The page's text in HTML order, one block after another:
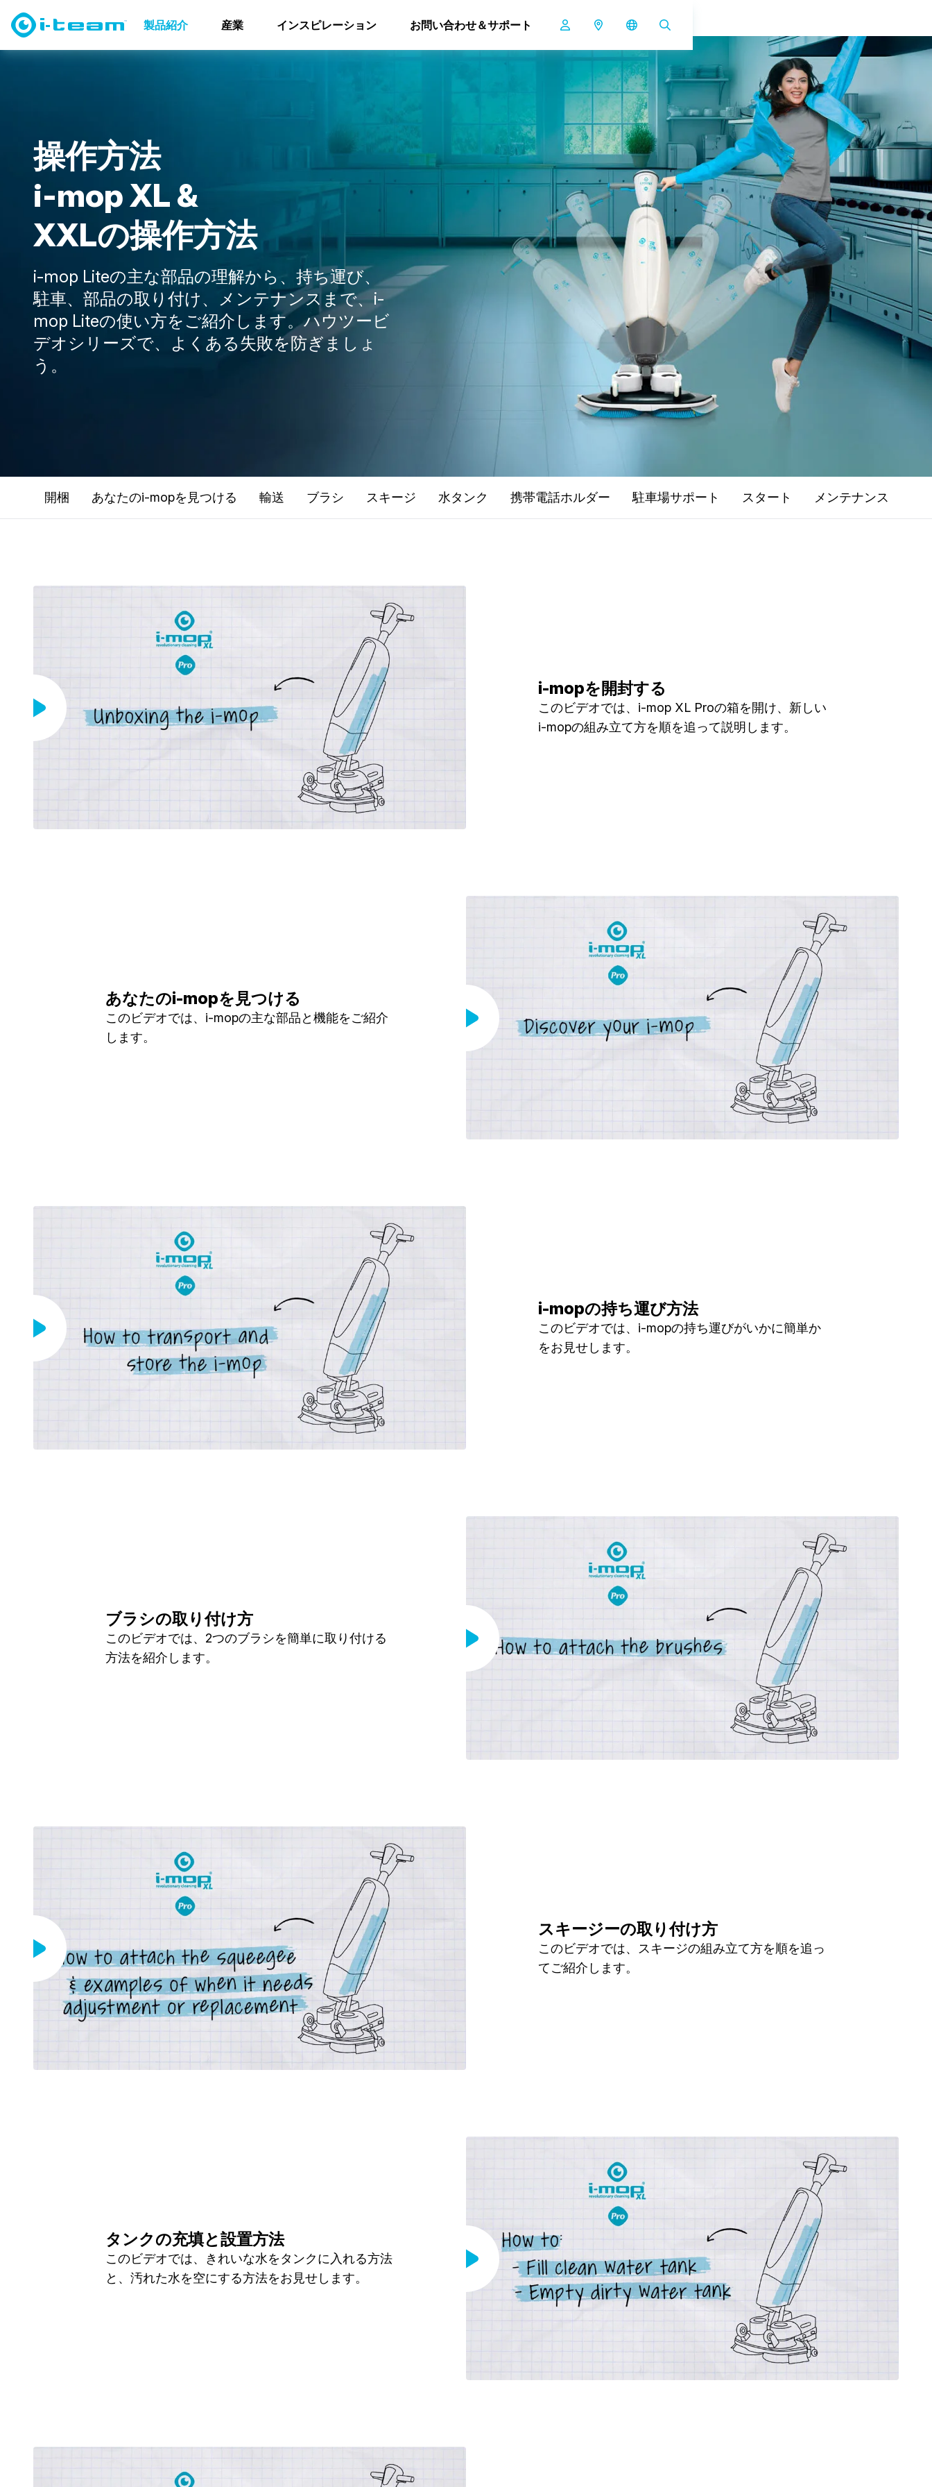
製品紹介 産業 インスピレーション お問い合わせ＆サポート
スクラバードライヤー i-mopファミリー ハウツービデオ i-mop XL & XXL
操作方法
i-mopXL&
XXLの操作方法
i-mop Liteの主な部品の理解から、持ち運び、
駐車、部品の取り付け、メンテナンスまで、i-
mop Liteの使い方をご紹介します。ハウツービ
デオシリーズで、よくある失敗を防ぎましょ
う。
開梱 あなたのi-mopを見つける 輸送 ブラシ スキージ 水タンク 携帯電話ホルダー 駐車場サポート スタート メンテナンス
i-mopを開封する
このビデオでは、i-mop XL Proの箱を開け、新しい
i-mopの組み立て方を順を追って説明します。
あなたのi-mopを見つける
このビデオでは、i-mopの主な部品と機能をご紹介
します。
i-mopの持ち運び方法
このビデオでは、i-mopの持ち運びがいかに簡単か
をお見せします。
ブラシの取り付け方
このビデオでは、2つのブラシを簡単に取り付ける
方法を紹介します。
スキージーの取り付け方
このビデオでは、スキージの組み立て方を順を追っ
てご紹介します。
タンクの充填と設置方法
このビデオでは、きれいな水をタンクに入れる方法
と、汚れた水を空にする方法をお見せします。